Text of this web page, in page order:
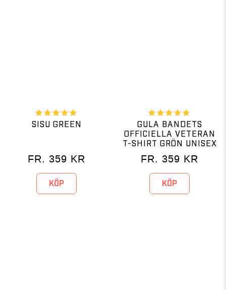
SISU GREEN
FR. 359 KR
KÖP
GULA BANDETS
OFFICIELLA VETERAN
T-SHIRT GRÖN UNISEX
FR. 359 KR
KÖP